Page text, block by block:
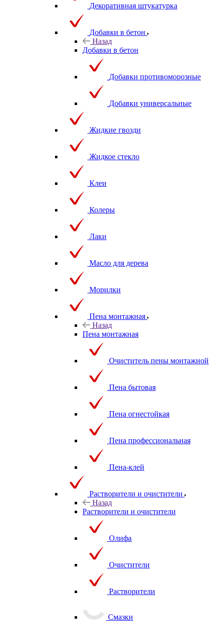
Декоративная штукатурка
Добавки в бетон
Назад
Добавки в бетон
Добавки противоморозные
Добавки универсальные
Жидкие гвозди
Жидкое стекло
Клеи
Колеры
Лаки
Масло для дерева
Морилки
Пена монтажная
Назад
Пена монтажная
Очиститель пены монтажной
Пена бытовая
Пена огнестойкая
Пена профессиональная
Пена-клей
Растворители и очистители
Назад
Растворители и очистители
Олифа
Очистители
Растворители
Смазки